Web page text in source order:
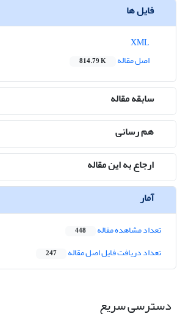
فایل ها
اصل مقاله
814.79 K
سابقه مقاله
هم رسانی
ارجاع به این مقاله
آمار
تعداد مشاهده مقاله 448
تعداد دریافت فایل اصل مقاله 247
دسترسی سریع